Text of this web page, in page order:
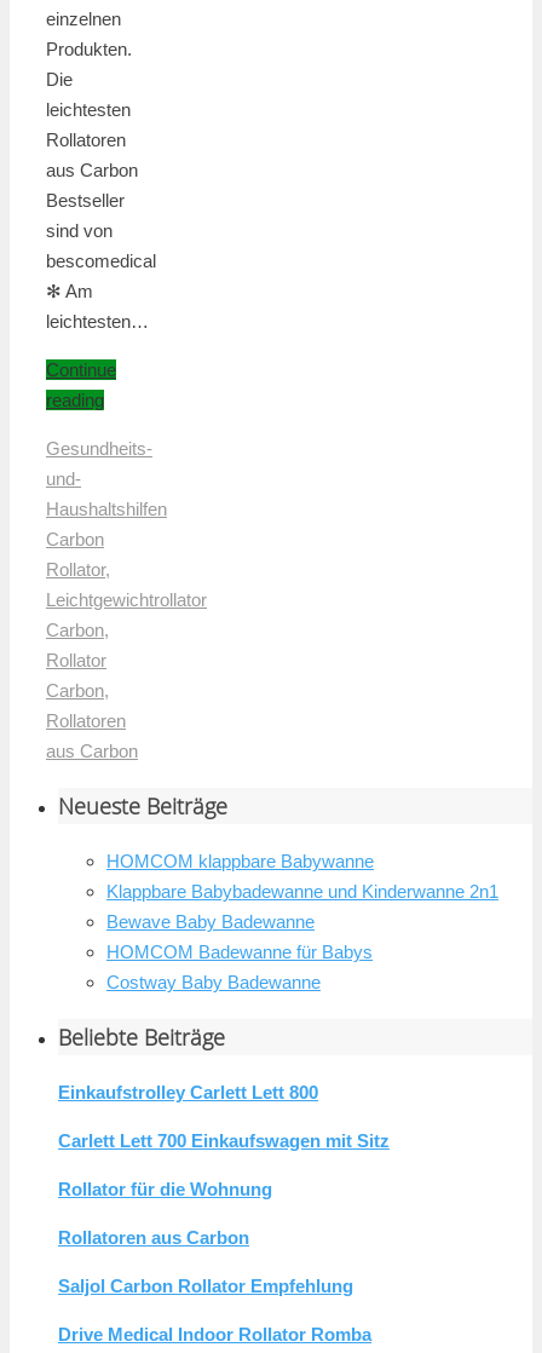
einzelnen
Produkten.
Die
leichtesten
Rollatoren
aus Carbon
Bestseller
sind von
bescomedical
✻ Am
leichtesten…
Continue
reading
Gesundheits-
und-
Haushaltshilfen
Carbon
Rollator,
Leichtgewichtrollator
Carbon,
Rollator
Carbon,
Rollatoren
aus Carbon
Neueste Beiträge
HOMCOM klappbare Babywanne
Klappbare Babybadewanne und Kinderwanne 2n1
Bewave Baby Badewanne
HOMCOM Badewanne für Babys
Costway Baby Badewanne
Beliebte Beiträge
Einkaufstrolley Carlett Lett 800
Carlett Lett 700 Einkaufswagen mit Sitz
Rollator für die Wohnung
Rollatoren aus Carbon
Saljol Carbon Rollator Empfehlung
Drive Medical Indoor Rollator Romba